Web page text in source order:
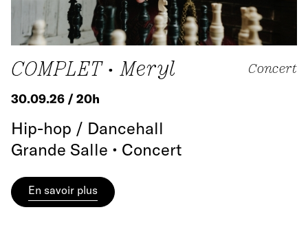
COMPLET • Meryl Concert
30.09.26 / 20h
Hip-hop / Dancehall
Grande Salle • Concert
En savoir plus